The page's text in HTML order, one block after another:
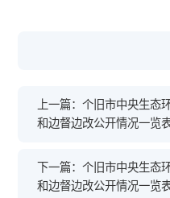
上一篇：个旧市中央生态
和边督边改公开情况一览
下一篇：个旧市中央生态
和边督边改公开情况一览